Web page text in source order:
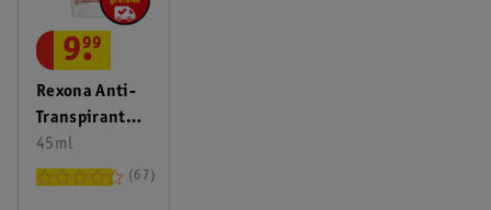
Rexona Anti-
Transpirant
Bille Maximum
Protection
45ml
9.
99
67